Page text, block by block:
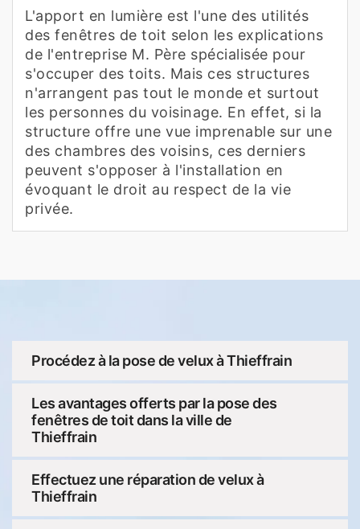
L'apport en lumière est l'une des utilités
des fenêtres de toit selon les explications
de l'entreprise M. Père spécialisée pour
s'occuper des toits. Mais ces structures
n'arrangent pas tout le monde et surtout
les personnes du voisinage. En effet, si la
structure offre une vue imprenable sur une
des chambres des voisins, ces derniers
peuvent s'opposer à l'installation en
évoquant le droit au respect de la vie
privée.
Procédez à la pose de velux à Thieffrain
Les avantages offerts par la pose des
fenêtres de toit dans la ville de
Thieffrain
Effectuez une réparation de velux à
Thieffrain